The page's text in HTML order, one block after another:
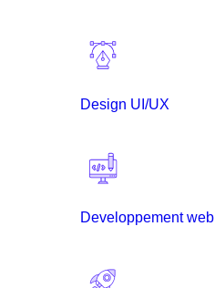
Design UI/UX
Developpement web